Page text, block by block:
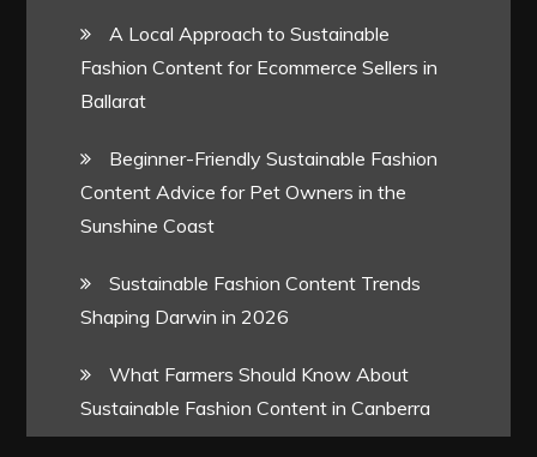
A Local Approach to Sustainable
Fashion Content for Ecommerce Sellers in
Ballarat
Beginner-Friendly Sustainable Fashion
Content Advice for Pet Owners in the
Sunshine Coast
Sustainable Fashion Content Trends
Shaping Darwin in 2026
What Farmers Should Know About
Sustainable Fashion Content in Canberra